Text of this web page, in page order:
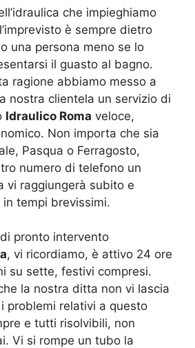
che impieghiamo
è sempre dietro
una persona meno se lo
il guasto al bagno.
ragione abbiamo messo a
nostra clientela un servizio di
Idraulico Roma veloce,
Non importa che sia
Pasqua o Ferragosto,
numero di telefono un
vi raggiungerà subito e
tempi brevissimi.
pronto intervento
, vi ricordiamo, è attivo 24 ore
su sette, festivi compresi.
la nostra ditta non vi lascia
problemi relativi a questo
e tutti risolvibili, non
Vi si rompe un tubo la